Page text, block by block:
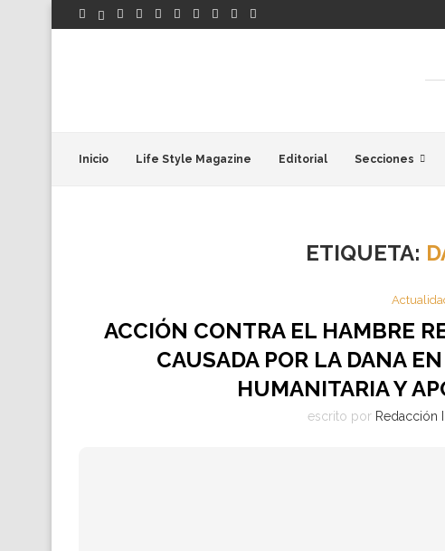
Inicio Life Style Magazine Editorial Secciones
ETIQUETA:
ACCIÓN CONTRA EL HAMBRE
CAUSADA POR LA DANA
HUMANITARIA Y
escrito por Redacción